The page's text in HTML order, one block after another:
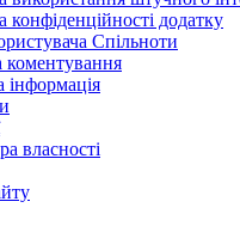
конфіденційності додатку
Спільноти
коментування
інформація
власності